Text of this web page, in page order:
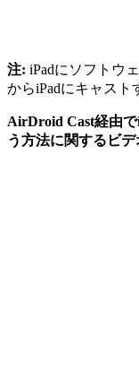
注: iPadにソフトウ
からiPadにキャスト
AirDroid Cast経由
う方法に関するビ